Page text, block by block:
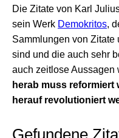
Die Zitate von Karl
sein Werk Demokritos,
Sammlungen von
sind und die auch sehr
auch zeitlose Aussagen
herab muss reformiert
herauf revolutioniert
Gefundene